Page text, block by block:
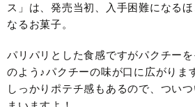
ス」は、発売当初、入手困難になる
なるお菓子。
パリパリとした食感ですがパクチー
のよう♪パクチーの味が口に広がりま
しっかりポテチ感もあるので、つい